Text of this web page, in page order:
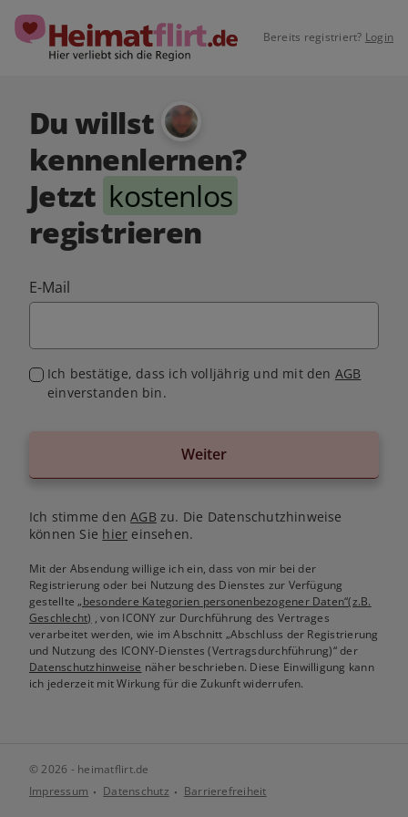
Bereits registriert? Login
Du willst
kennenlernen?
Jetzt kostenlos
registrieren
E-Mail
Ich bestätige, dass ich volljährig und mit den AGB
einverstanden bin.
Weiter
Ich stimme denAGB zu. Die Datenschutzhinweise
können Sie hier einsehen.
Mit der Absendung willige ich ein, dass von mir bei der
Registrierung oder bei Nutzung des Dienstes zur Verfügung
gestellte„besondere Kategorien personenbezogener Daten“(z.B.
Geschlecht) , von ICONY zur Durchführung des Vertrages
verarbeitet werden, wie im Abschnitt „Abschluss der Registrierung
und Nutzung des ICONY-Dienstes (Vertragsdurchführung)“ der
Datenschutzhinweise näher beschrieben. Diese Einwilligung kann
ich jederzeit mit Wirkung für die Zukunft widerrufen.
© 2026 - heimatflirt.de
Impressum
Datenschutz Barrierefreiheit